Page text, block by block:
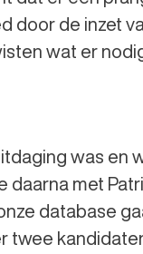
door de inzet
wat er
was en
met
database
twee